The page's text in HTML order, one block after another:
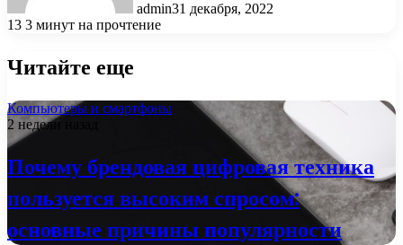
admin31 декабря, 2022
13 3 минут на прочтение
Читайте еще
Компьютеры и смартфоны
2 недели назад
Почему брендовая цифровая техника
пользуется высоким спросом:
основные причины популярности